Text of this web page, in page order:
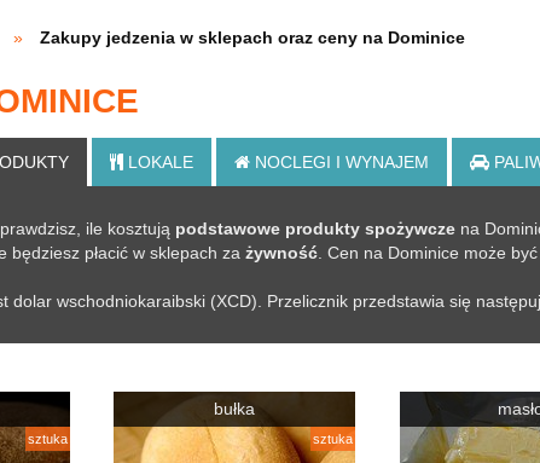
Zakupy jedzenia w sklepach oraz ceny na Dominice
LOKALE NOCLEGI I WYNAJEM
ile kosztują podstawowe produkty spożywcze na
będziesz płacić w sklepach za żywność . Cen na Dominice może
dolar wschodnio­karaibski (XCD). Przelicznik przedstawia się
sztuka
bułka
sztuka